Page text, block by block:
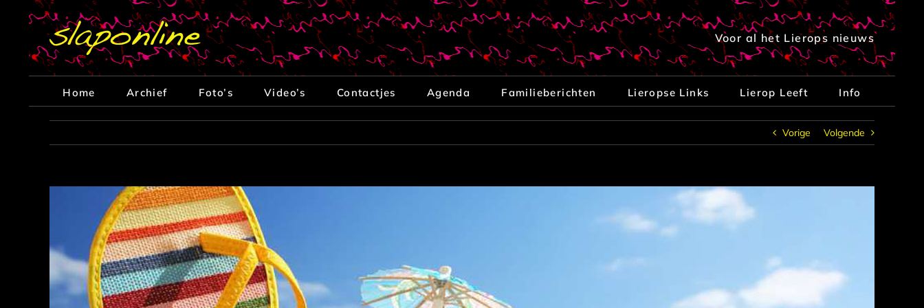
Voor al het Lierops nieuws
Home Archief Foto’s Video’s Contactjes Agenda Familieberichten Lieropse Links Lierop Leeft Info
Vorige Volgende